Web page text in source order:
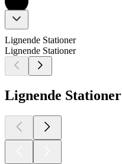
Lignende Stationer
Lignende Stationer
Lignende Stationer